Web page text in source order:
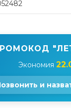
Экономия
и